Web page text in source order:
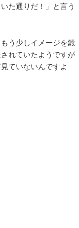
た通りだ！」と言う
う少しイメージを鍛
れていたようですが
ていないんですよ